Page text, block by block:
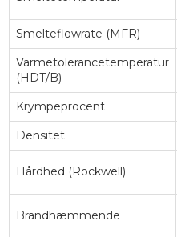
Smelteflowrate (MFR)
Varmetolerancetemperatur
(HDT/B)
Krympeprocent
Densitet
Hårdhed (Rockwell)
Brandhæmmende